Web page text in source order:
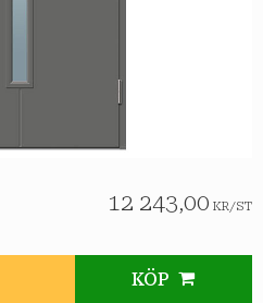
12 243,00 KR/ST
KÖP
till i favoriter